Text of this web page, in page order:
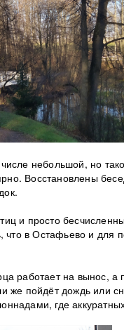
небольшой, но
Восстановлены
и просто
что в Остафьево и для
работает на вынос,
же пойдёт дождь или
где